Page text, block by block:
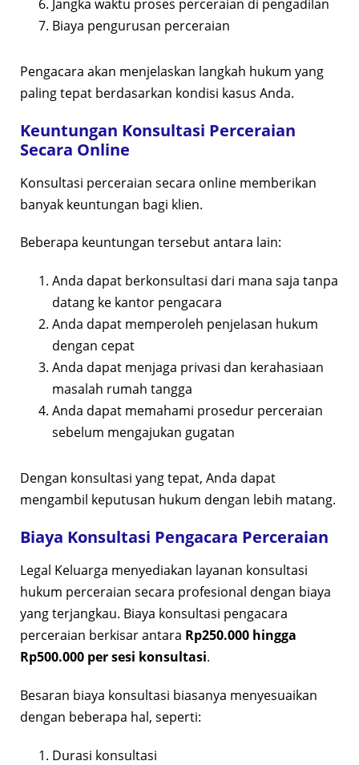
Jangka waktu proses perceraian di pengadilan
Biaya pengurusan perceraian
Pengacara akan menjelaskan langkah hukum yang
paling tepat berdasarkan kondisi kasus Anda.
Keuntungan Konsultasi Perceraian
Secara Online
Konsultasi perceraian secara online memberikan
banyak keuntungan bagi klien.
Beberapa keuntungan tersebut antara lain:
Anda dapat berkonsultasi dari mana saja tanpa
datang ke kantor pengacara
Anda dapat memperoleh penjelasan hukum
dengan cepat
Anda dapat menjaga privasi dan kerahasiaan
masalah rumah tangga
Anda dapat memahami prosedur perceraian
sebelum mengajukan gugatan
Dengan konsultasi yang tepat, Anda dapat
mengambil keputusan hukum dengan lebih matang.
Biaya Konsultasi Pengacara Perceraian
Legal Keluarga menyediakan layanan konsultasi
hukum perceraian secara profesional dengan biaya
yang terjangkau. Biaya konsultasi pengacara
perceraian berkisar antara Rp250.000 hingga
Rp500.000 per sesi konsultasi.
Besaran biaya konsultasi biasanya menyesuaikan
dengan beberapa hal, seperti:
Durasi konsultasi